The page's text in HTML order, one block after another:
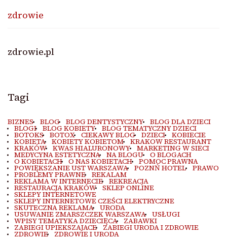
zdrowie
zdrowie.pl
Tagi
BIZNES BLOG BLOG DENTYSTYCZNY BLOG DLA DZIECI
BLOGI BLOG KOBIETY BLOG TEMATYCZNY DZIECI
BOTOKS BOTOX CIEKAWY BLOG DZIECI KOBIECIE
KOBIETA KOBIETY KOBIETOM KRAKOW RESTAURANT
KRAKÓW KWAS HIALURONOWY MARKETING W SIECI
MEDYCYNA ESTETYCZNA NA BLOGU O BLOGACH
O KOBIETACH O NAS KOBIETACH POMOC PRAWNA
POWIĘKSZANIE UST WARSZAWA POZNŃ HOTEL PRAWO
PROBLEMY PRAWNE REKALAM
REKLAMA W INTERNECIE REKREACJA
RESTAURACJA KRAKÓW SKLEP ONLINE
SKLEPY INTERNETOWE
SKLEPY INTERNETOWE CZEŚCI ELEKTRYCZNE
SKUTECZNA REKLAMA URODA
USUWANIE ZMARSZCZEK WARSZAWA USŁUGI
WPISY TEMATYKA DZIECIĘCA ZABAWKI
ZABIEGI UPIEKSZAJACE ZABIEGI URODA I ZDROWIE
ZDROWIE ZDROWIE I URODA